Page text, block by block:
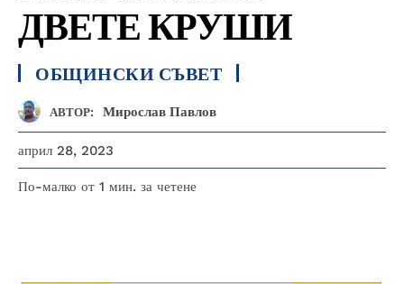
ДВЕТЕ КРУШИ
ОБЩИНСКИ СЪВЕТ
АВТОР: Мирослав Павлов
април 28, 2023
По-малко от 1 мин. за четене